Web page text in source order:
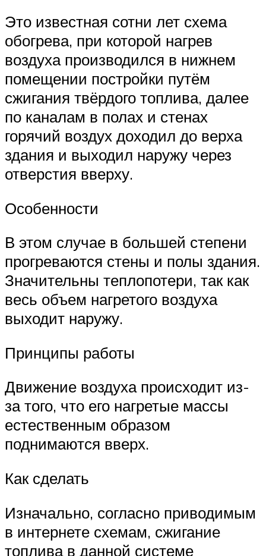
Это известная сотни лет схема
обогрева, при которой нагрев
воздуха производился в нижнем
помещении постройки путём
сжигания твёрдого топлива, далее
по каналам в полах и стенах
горячий воздух доходил до верха
здания и выходил наружу через
отверстия вверху.
Особенности
В этом случае в большей степени
прогреваются стены и полы здания.
Значительны теплопотери, так как
весь объем нагретого воздуха
выходит наружу.
Принципы работы
Движение воздуха происходит из-
за того, что его нагретые массы
естественным образом
поднимаются вверх.
Как сделать
Изначально, согласно приводимым
в интернете схемам, сжигание
топлива в данной системе